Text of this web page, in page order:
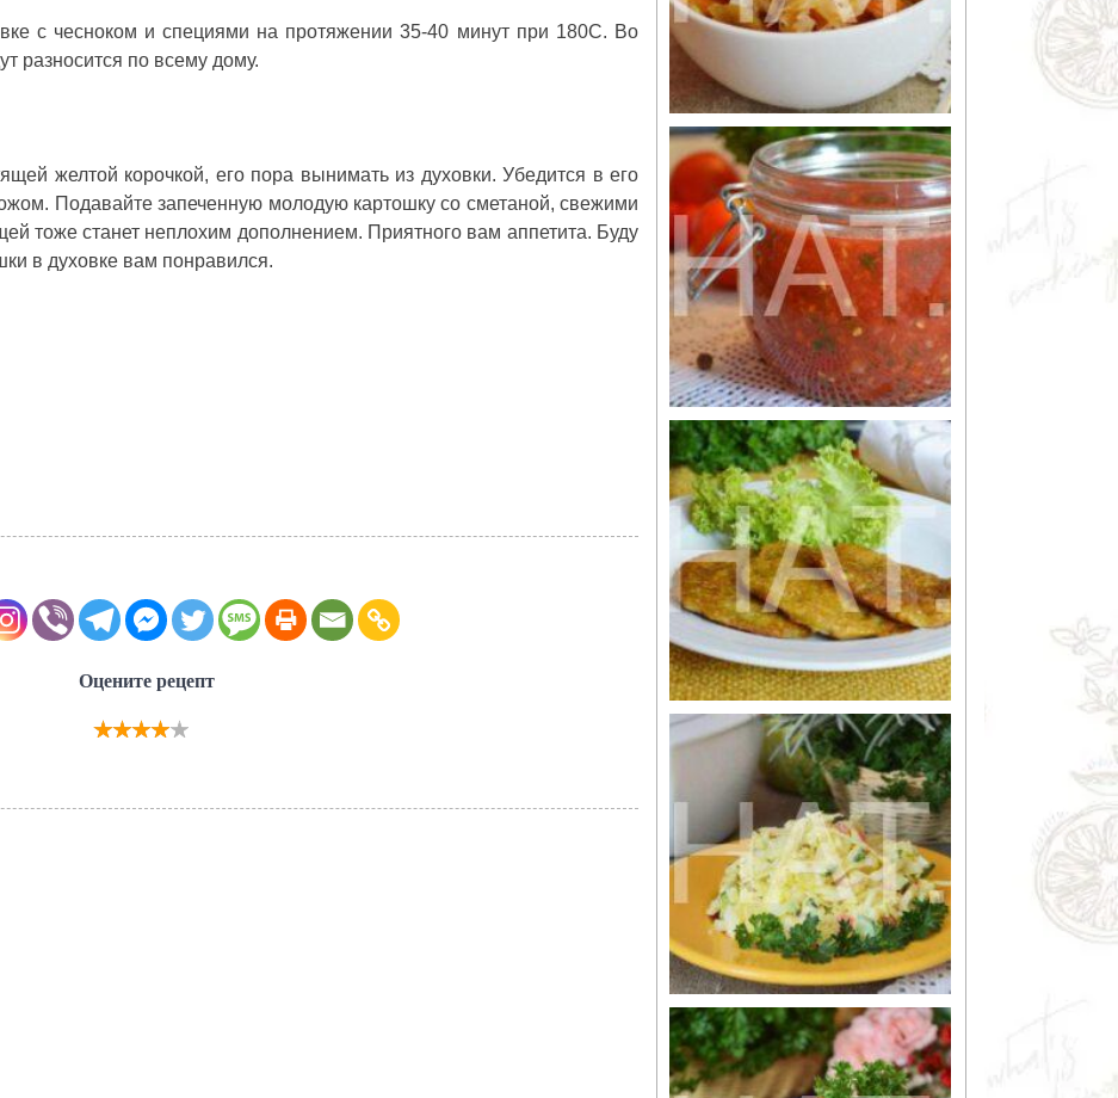
с чесноком и специями на протяжении 35-40 минут при 180С. Во
разносится по всему дому.
желтой корочкой, его пора вынимать из духовки. Убедится в его
Подавайте запеченную молодую картошку со сметаной, свежими
тоже станет неплохим дополнением. Приятного вам аппетита. Буду
в духовке вам понравился.
Оцените рецепт